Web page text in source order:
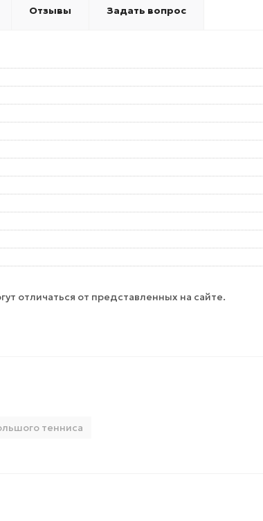
Отзывы Задать вопрос
отличаться от представленных на сайте.
тенниса